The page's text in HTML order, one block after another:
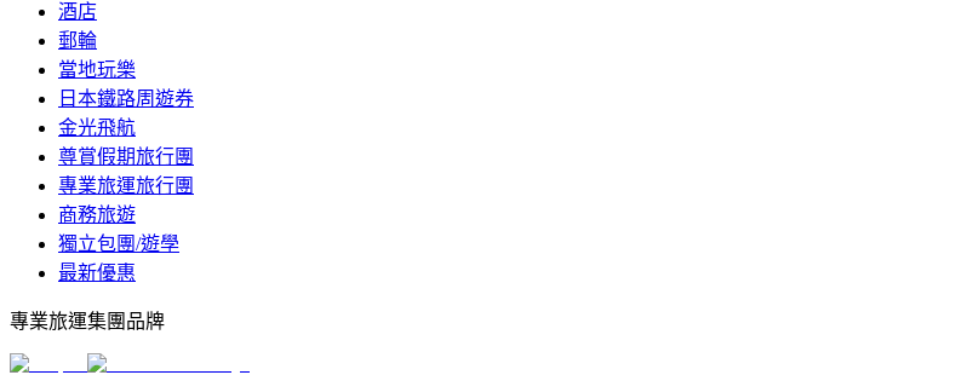
酒店
郵輪
當地玩樂
日本鐵路周遊券
金光飛航
尊賞假期旅行團
專業旅運旅行團
商務旅遊
獨立包團/遊學
最新優惠
專業旅運集團品牌